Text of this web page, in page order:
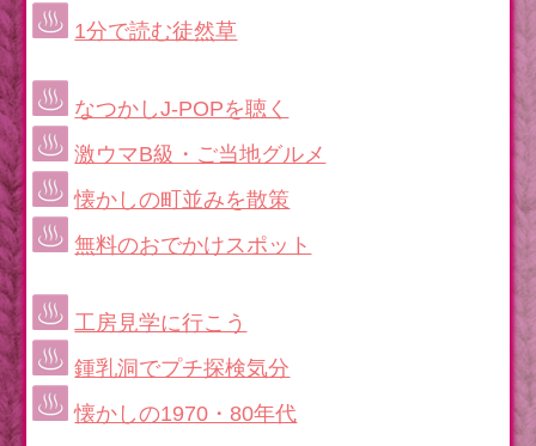
1分で読む徒然草
なつかしJ-POPを聴く
激ウマB級・ご当地グルメ
懐かしの町並みを散策
無料のおでかけスポット
工房見学に行こう
鍾乳洞でプチ探検気分
懐かしの1970・80年代